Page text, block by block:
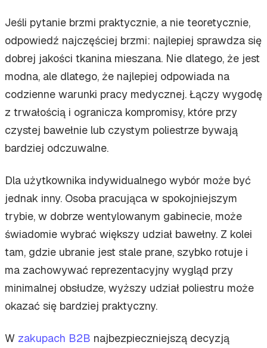
Jeśli pytanie brzmi praktycznie, a nie teoretycznie,
odpowiedź najczęściej brzmi: najlepiej sprawdza się
dobrej jakości tkanina mieszana. Nie dlatego, że jest
modna, ale dlatego, że najlepiej odpowiada na
codzienne warunki pracy medycznej. Łączy wygodę
z trwałością i ogranicza kompromisy, które przy
czystej bawełnie lub czystym poliestrze bywają
bardziej odczuwalne.
Dla użytkownika indywidualnego wybór może być
jednak inny. Osoba pracująca w spokojniejszym
trybie, w dobrze wentylowanym gabinecie, może
świadomie wybrać większy udział bawełny. Z kolei
tam, gdzie ubranie jest stale prane, szybko rotuje i
ma zachowywać reprezentacyjny wygląd przy
minimalnej obsłudze, wyższy udział poliestru może
okazać się bardziej praktyczny.
W zakupach B2B najbezpieczniejszą decyzją